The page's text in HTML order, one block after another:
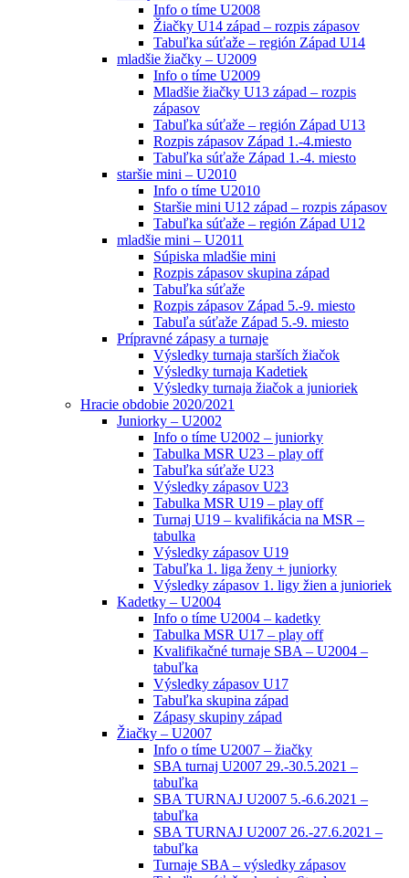
Info o tíme U2008
Žiačky U14 západ – rozpis zápasov
Tabuľka súťaže – región Západ U14
mladšie žiačky – U2009
Info o tíme U2009
Mladšie žiačky U13 západ – rozpis
zápasov
Tabuľka súťaže – región Západ U13
Rozpis zápasov Západ 1.-4.miesto
Tabuľka súťaže Západ 1.-4. miesto
staršie mini – U2010
Info o tíme U2010
Staršie mini U12 západ – rozpis zápasov
Tabuľka súťaže – región Západ U12
mladšie mini – U2011
Súpiska mladšie mini
Rozpis zápasov skupina západ
Tabuľka súťaže
Rozpis zápasov Západ 5.-9. miesto
Tabuľa súťaže Západ 5.-9. miesto
Prípravné zápasy a turnaje
Výsledky turnaja starších žiačok
Výsledky turnaja Kadetiek
Výsledky turnaja žiačok a junioriek
Hracie obdobie 2020/2021
Juniorky – U2002
Info o tíme U2002 – juniorky
Tabulka MSR U23 – play off
Tabuľka súťaže U23
Výsledky zápasov U23
Tabulka MSR U19 – play off
Turnaj U19 – kvalifikácia na MSR –
tabulka
Výsledky zápasov U19
Tabuľka 1. liga ženy + juniorky
Výsledky zápasov 1. ligy žien a junioriek
Kadetky – U2004
Info o tíme U2004 – kadetky
Tabulka MSR U17 – play off
Kvalifikačné turnaje SBA – U2004 –
tabuľka
Výsledky zápasov U17
Tabuľka skupina západ
Zápasy skupiny západ
Žiačky – U2007
Info o tíme U2007 – žiačky
SBA turnaj U2007 29.-30.5.2021 –
tabuľka
SBA TURNAJ U2007 5.-6.6.2021 –
tabuľka
SBA TURNAJ U2007 26.-27.6.2021 –
tabuľka
Turnaje SBA – výsledky zápasov